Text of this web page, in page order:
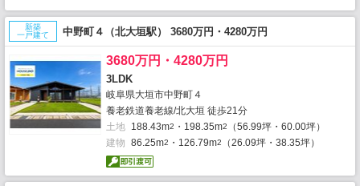
新築
一戸建て
中野町４（北大垣駅） 3680万円・4280万円
3680万円・4280万円
3LDK
岐阜県大垣市中野町４
養老鉄道養老線/北大垣 徒歩21分
土地 188.43m2 ・198.35m2
（56.99坪・60.00坪）
建物 86.25m2 ・126.79m2 （26.09坪・38.35坪）